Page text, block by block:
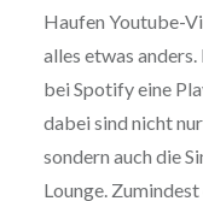
Haufen Youtube-
alles etwas
bei Spotify eine
dabei sind nicht
sondern auch die
Lounge.